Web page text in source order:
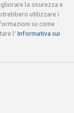
la sicurezza e
utilizzare i
su come
l’Informativa sui